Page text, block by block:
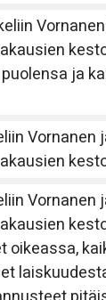
ja
Vornanen
Vornanen
oikeassa,